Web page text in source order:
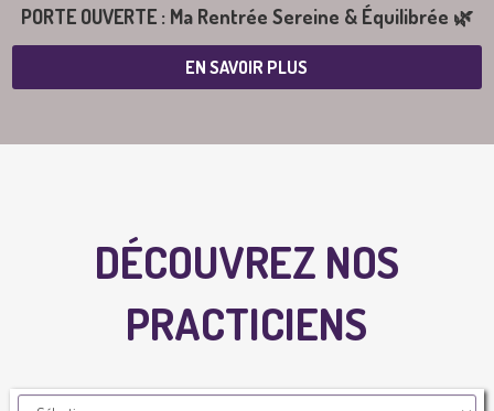
PORTE OUVERTE : Ma Rentrée Sereine & Équilibrée 🌿
EN SAVOIR PLUS
DÉCOUVREZ NOS
PRACTICIENS